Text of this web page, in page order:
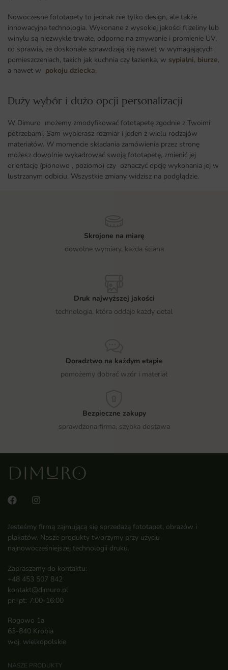
Nowoczesne fototapety to jednak nie tylko design, ale także
innowacyjna technologia. Wykonane z wysokiej jakości flizeliny lub
winylu są niezwykle trwałe, odporne na zmywanie i promienie UV,
co sprawia, że doskonale sprawdzają się nawet w wymagających
pomieszczeniach, takich jak kuchnia czy łazienka, w sypialni, biurze,
a nawet w pokoju dziecka,
Duży wybór i dużo opcji personalizacji ​
W Dimuro możemy zmodyfikować fototapetę zgodnie z Twoimi
potrzebami. Sam wybierasz rozmiar i jeden z wielu rodzajów
materiałów. W momencie składania zamówienia przez stronę
możesz dowolnie wykadrować swoją fototapetę, zmienić jej
orientację (pionowo , poziomo) czy oznaczyć opcję wykonania jej w
lustrzanym odbiciu. Wszystkie zmiany widzisz na podglądzie.
Skrojone na miarę
dowolne wymiary, każda ściana
Druk najwyższej jakości
technologia, która oddaje każdy detal
Doradztwo na każdym etapie
pomożemy dobrać wzór i materiał
Bezpieczne zakupy
sprawdzona firma, szybka dostawa
Jesteśmy firmą zajmującą się sprzedażą fototapet, obrazów i
plakatów. Nasze produkty tworzymy przy użyciu
najnowocześniejszej technologii druku.
Zapraszamy do kontaktu:
+48 453 507 842
kontakt@dimuro.pl
pn-pt: 7:00-16:00
Rogowo 1a
63-840 Krobia
woj. wielkopolskie
NASZE PRODUKTY